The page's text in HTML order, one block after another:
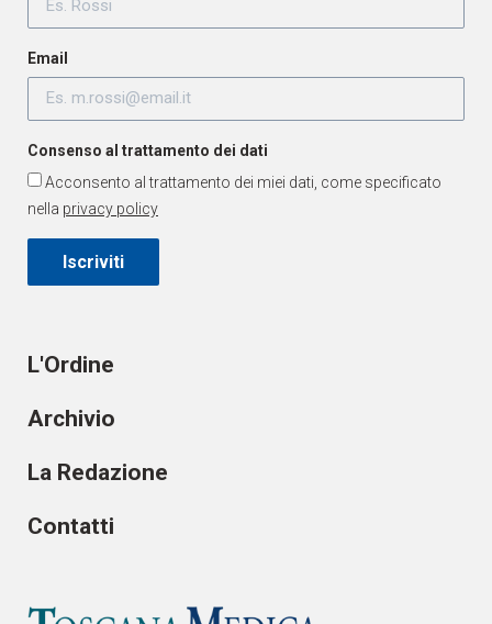
L'Ordine
Archivio
La Redazione
Contatti
Email
Consenso al trattamento dei dati
Acconsento al trattamento dei miei dati, come specificato
nella privacy policy
Iscriviti